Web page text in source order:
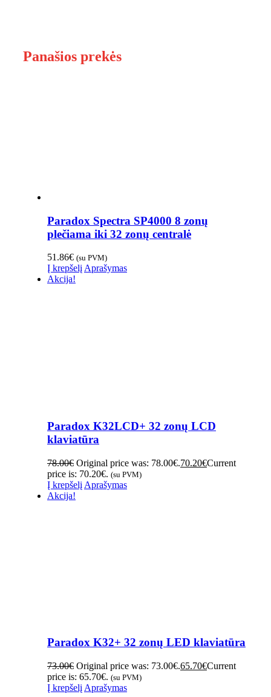
Panašios prekės
Paradox Spectra SP4000 8 zonų
plečiama iki 32 zonų centralė
51.86€ (su PVM)
Į krepšelį Aprašymas
Akcija!
Paradox K32LCD+ 32 zonų LCD
klaviatūra
78.00€ Original price was: 78.00€.70.20€Current
price is: 70.20€. (su PVM)
Į krepšelį Aprašymas
Akcija!
Paradox K32+ 32 zonų LED klaviatūra
73.00€ Original price was: 73.00€.65.70€Current
price is: 65.70€. (su PVM)
Į krepšelį Aprašymas